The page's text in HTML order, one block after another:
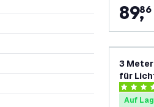
89,
86
3
für
4
Auf